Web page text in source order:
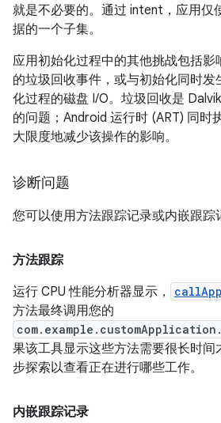
就是不必要的。通过 intent，应用仅
据的一个子集。
应用初始化过程中的其他挑战包括影
的垃圾回收事件，或与初始化同时
化过程的磁盘 I/O。垃圾回收是
的问题；Android 运行时 (ART) 同时
大限度地减少该操作的影响。
诊断问题
您可以使用方法跟踪记录或内嵌跟踪
方法跟踪
运行 CPU 性能分析器显示，
方法最终调用您的
果该工具显示这些方法需要很长时间
步探索以查看正在进行哪些工作。
内嵌跟踪记录